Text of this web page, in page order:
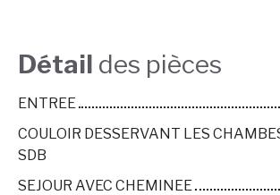
Détail des pièces
ENTREE
COULOIR DESSERVANT LES
SDB
SEJOUR AVEC CHEMINEE